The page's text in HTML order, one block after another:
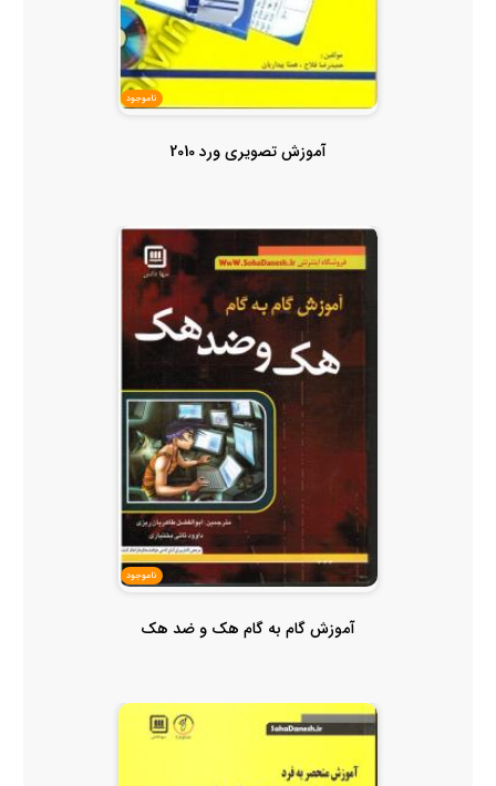
ناموجود
آموزش تصویری ورد 2010
ناموجود
آموزش گام به گام هک و ضد هک